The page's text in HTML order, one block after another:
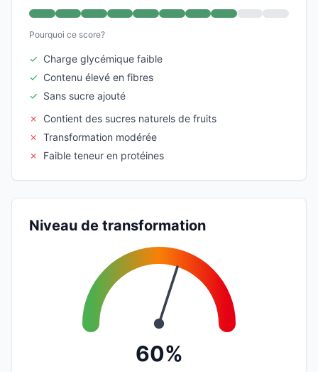
Pourquoi ce score?
✓ Charge glycémique faible
✓ Contenu élevé en fibres
✓ Sans sucre ajouté
✗
Contient des sucres naturels de fruits
✗ Transformation modérée
✗
Faible teneur en protéines
Niveau de transformation
60%